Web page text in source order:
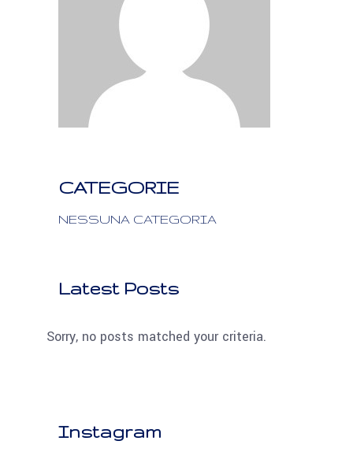
CATEGORIE
NESSUNA CATEGORIA
Latest Posts
Sorry, no posts matched your criteria.
Instagram